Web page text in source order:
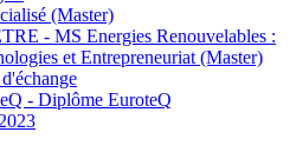
(Master)
- MS Energies Renouvelables :
et Entrepreneuriat (Master)
- Diplôme EuroteQ